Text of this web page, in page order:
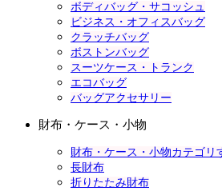
ボディバッグ・サコッシュ
ビジネス・オフィスバッグ
クラッチバッグ
ボストンバッグ
スーツケース・トランク
エコバッグ
バッグアクセサリー
財布・ケース・小物
財布・ケース・小物カテゴリ
長財布
折りたたみ財布